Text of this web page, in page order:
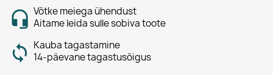
Võtke meiega ühendust
Aitame leida sulle sobiva toote
Kauba tagastamine
14-päevane tagastusõigus